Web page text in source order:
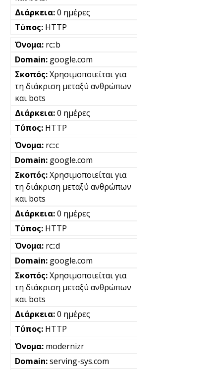
0 ημέρες
HTTP
rc::b
google.com
Χρησιμοποιείται για
τη διάκριση μεταξύ ανθρώπων
και bots
0 ημέρες
HTTP
rc::c
google.com
Χρησιμοποιείται για
τη διάκριση μεταξύ ανθρώπων
και bots
0 ημέρες
HTTP
rc::d
google.com
Χρησιμοποιείται για
τη διάκριση μεταξύ ανθρώπων
και bots
0 ημέρες
HTTP
modernizr
serving-sys.com